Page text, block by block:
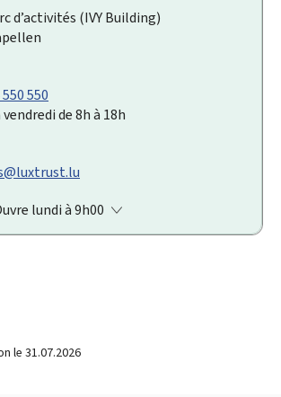
d’activités (IVY Building)
550
de 8h à 18h
lundi à 9h00
le 31.07.2026